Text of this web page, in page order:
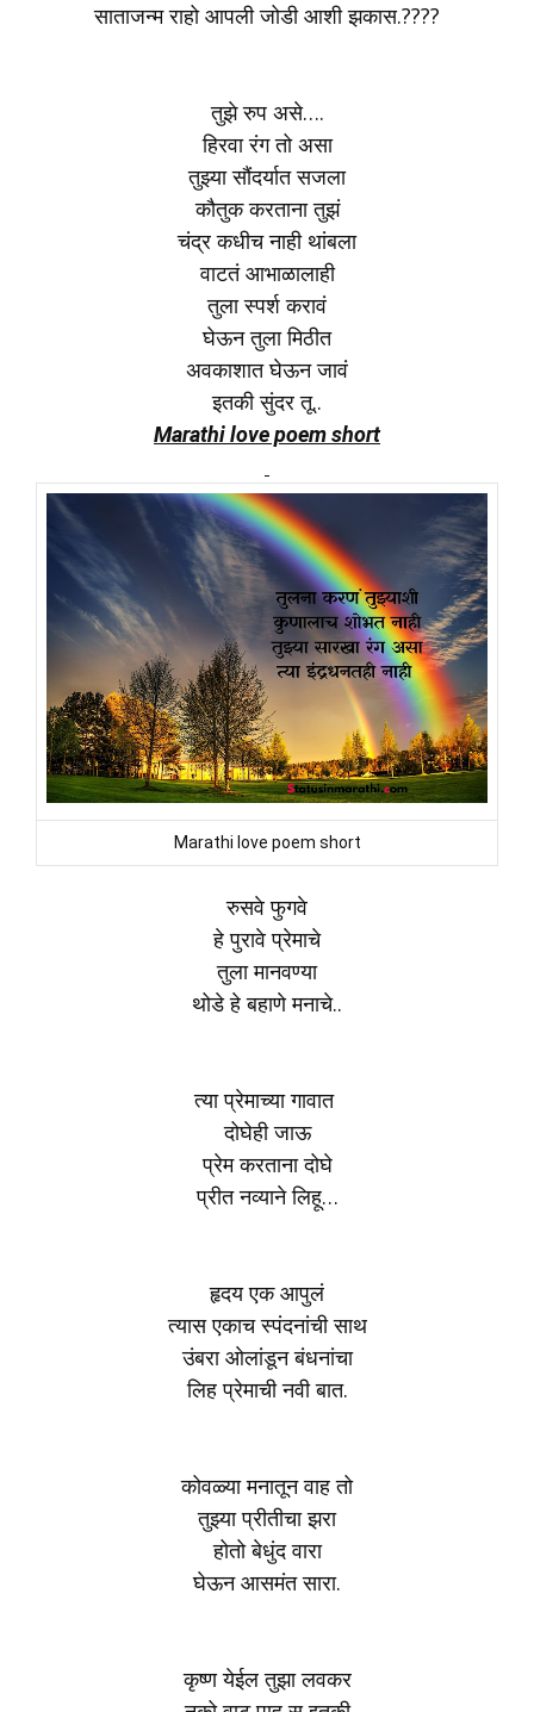
साताजन्म राहो आपली जोडी आशी झकास.????
तुझे रुप असे….
हिरवा रंग तो असा
तुझ्या सौंदर्यात सजला
कौतुक करताना तुझं
चंद्र कधीच नाही थांबला
वाटतं आभाळालाही
तुला स्पर्श करावं
घेऊन तुला मिठीत
अवकाशात घेऊन जावं
इतकी सुंदर तू..
Marathi love poem short
Marathi love poem short
रुसवे फुगवे
हे पुरावे प्रेमाचे
तुला मानवण्या
थोडे हे बहाणे मनाचे..
त्या प्रेमाच्या गावात
दोघेही जाऊ
प्रेम करताना दोघे
प्रीत नव्याने लिहू…
हृदय एक आपुलं
त्यास एकाच स्पंदनांची साथ
उंबरा ओलांडून बंधनांचा
लिह प्रेमाची नवी बात.
कोवळ्या मनातून वाह तो
तुझ्या प्रीतीचा झरा
होतो बेधुंद वारा
घेऊन आसमंत सारा.
कृष्ण येईल तुझा लवकर